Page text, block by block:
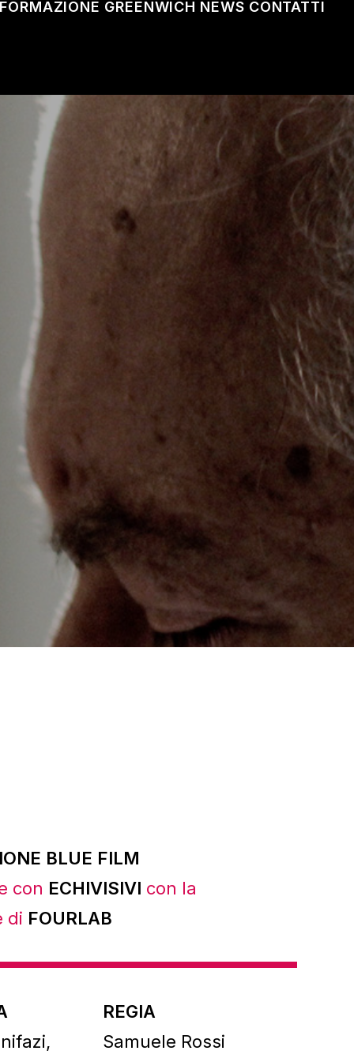
FORMAZIONE GREENWICH NEWS CONTATTI
BLUE FILM
con ECHIVISIVI con la
di FOURLAB
REGIA
Samuele Rossi